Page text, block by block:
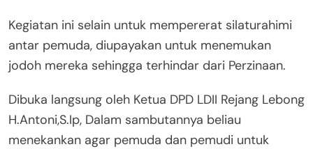
Kegiatan ini selain untuk mempererat silaturahimi
antar pemuda, diupayakan untuk menemukan
jodoh mereka sehingga terhindar dari Perzinaan.
Dibuka langsung oleh Ketua DPD LDII Rejang Lebong
H.Antoni,S.Ip, Dalam sambutannya beliau
menekankan agar pemuda dan pemudi untuk